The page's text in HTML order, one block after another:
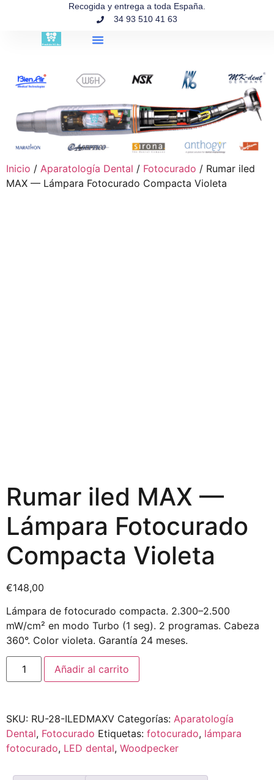
Recogida y entrega a toda España.
34 93 510 41 63
Inicio / Aparatología Dental / Fotocurado / Rumar iled
MAX — Lámpara Fotocurado Compacta Violeta
Rumar iled MAX —
Lámpara Fotocurado
Compacta Violeta
€148,00
Lámpara de fotocurado compacta. 2.300–2.500
mW/cm² en modo Turbo (1 seg). 2 programas. Cabeza
360°. Color violeta. Garantía 24 meses.
Añadir al carrito
SKU: RU-28-ILEDMAXV Categorías: Aparatología
Dental, Fotocurado Etiquetas: fotocurado, lámpara
fotocurado, LED dental, Woodpecker